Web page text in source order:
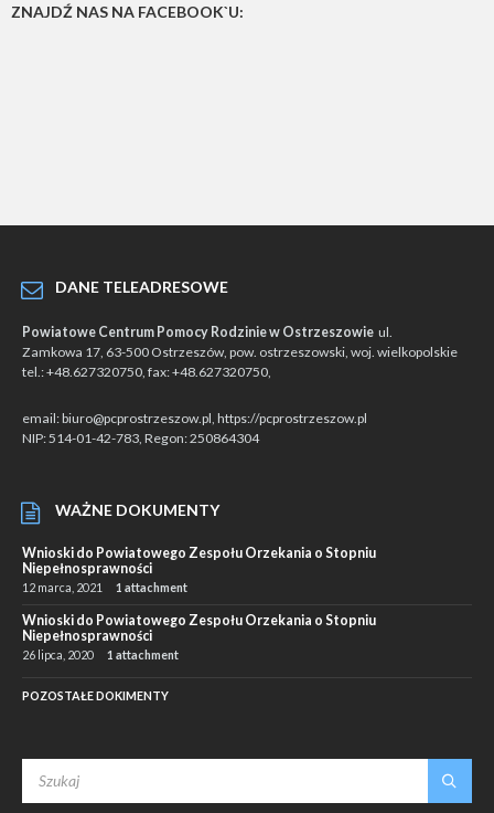
ZNAJDŹ NAS NA FACEBOOK`U:
DANE TELEADRESOWE
Powiatowe Centrum Pomocy Rodzinie w Ostrzeszowie ul.
Zamkowa 17, 63-500 Ostrzeszów, pow. ostrzeszowski, woj. wielkopolskie
tel.: +48.627320750, fax: +48.627320750,
email: biuro@pcprostrzeszow.pl, https://pcprostrzeszow.pl
NIP: 514-01-42-783, Regon: 250864304
WAŻNE DOKUMENTY
Wnioski do Powiatowego Zespołu Orzekania o Stopniu
Niepełnosprawności
12 marca, 2021 1 attachment
Wnioski do Powiatowego Zespołu Orzekania o Stopniu
Niepełnosprawności
26 lipca, 2020 1 attachment
POZOSTAŁE DOKIMENTY